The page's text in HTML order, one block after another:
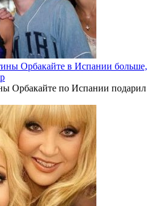
Орбакайте в Испании больше,
Орбакайте по Испании подарил